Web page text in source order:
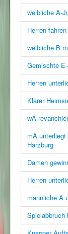
weibliche A-
Herren
weibliche B
Gemischte
Herren
Klarer
wA
mA
Harzburg
Damen
Herren
männliche A
Spielabbruch